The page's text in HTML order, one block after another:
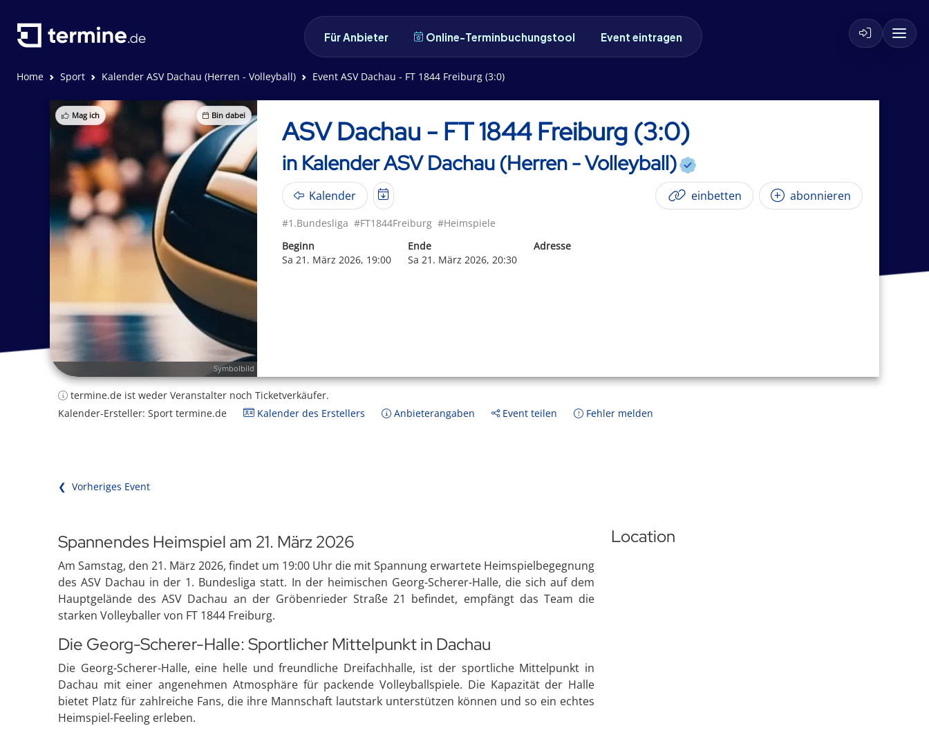
Für Anbieter Online-Terminbuchungstool Event eintragen
Home Sport Kalender ASV Dachau (Herren - Volleyball) Event ASV Dachau - FT 1844 Freiburg (3:0)
Mag ich Bin dabei
Symbolbild
ASV Dachau - FT 1844 Freiburg (3:0)
in Kalender ASV Dachau (Herren - Volleyball)
Kalender einbetten abonnieren
#1.Bundesliga #FT1844Freiburg #Heimspiele
Beginn
Sa 21. März 2026, 19:00
Ende
Sa 21. März 2026, 20:30
Adresse
termine.de ist weder Veranstalter noch Ticketverkäufer.
Kalender-Ersteller: Sport termine.de
Kalender des Erstellers Anbieterangaben Event teilen Fehler melden
❮ Vorheriges Event
Spannendes Heimspiel am 21. März 2026
Am Samstag, den 21. März 2026, findet um 19:00 Uhr die mit Spannung erwartete Heimspielbegegnung
des ASV Dachau in der 1. Bundesliga statt. In der heimischen Georg-Scherer-Halle, die sich auf dem
Hauptgelände des ASV Dachau an der Gröbenrieder Straße 21 befindet, empfängt das Team die
starken Volleyballer von FT 1844 Freiburg.
Die Georg-Scherer-Halle: Sportlicher Mittelpunkt in Dachau
Die Georg-Scherer-Halle, eine helle und freundliche Dreifachhalle, ist der sportliche Mittelpunkt in
Dachau mit einer angenehmen Atmosphäre für packende Volleyballspiele. Die Kapazität der Halle
bietet Platz für zahlreiche Fans, die ihre Mannschaft lautstark unterstützen können und so ein echtes
Heimspiel-Feeling erleben.
Location